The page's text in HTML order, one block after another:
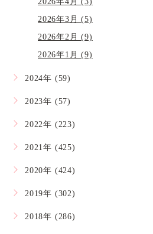
2026年3月 (5)
2026年2月 (9)
2026年1月 (9)
2024年 (59)
2023年 (57)
2022年 (223)
2021年 (425)
2020年 (424)
2019年 (302)
2018年 (286)